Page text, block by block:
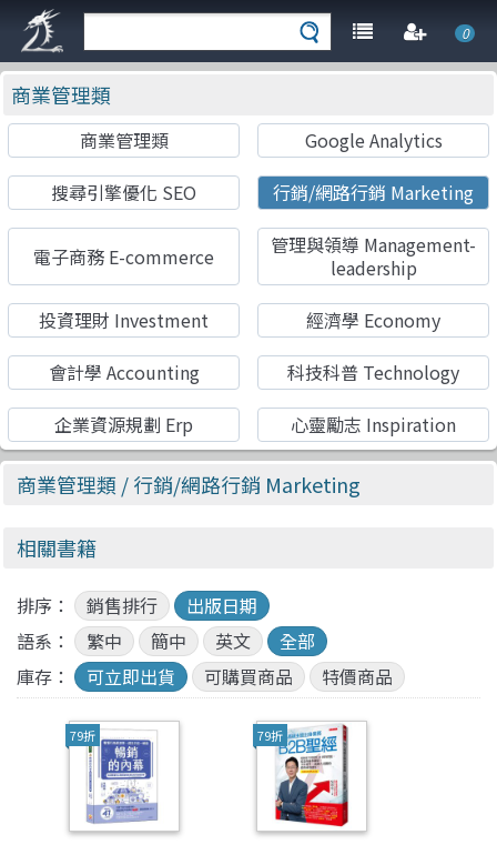
0
商業管理類
商業管理類
Google Analytics
搜尋引擎優化 SEO
行銷/網路行銷 Marketing
電子商務 E-commerce
管理與領導 Management-
leadership
投資理財 Investment
經濟學 Economy
會計學 Accounting
科技科普 Technology
企業資源規劃 Erp
心靈勵志 Inspiration
商業管理類 / 行銷/網路行銷 Marketing
相關書籍
排序： 銷售排行
出版日期
語系：
繁中 簡中 英文
全部
庫存：
可立即出貨 可購買商品 特價商品
79折 79折